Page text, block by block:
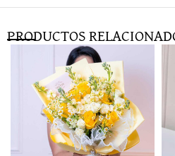
PRODUCTOS